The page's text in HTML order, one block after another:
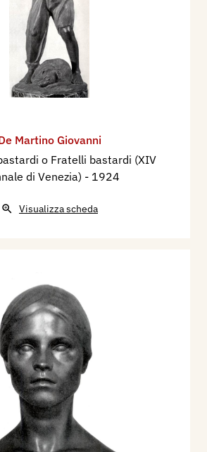
Martino Giovanni
o Fratelli bastardi (XIV
di Venezia) - 1924
Visualizza scheda